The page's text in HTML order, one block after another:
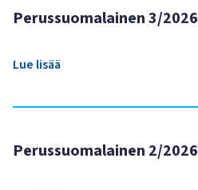
Perussuomalainen 3/2026
Lue lisää
Perussuomalainen 2/2026